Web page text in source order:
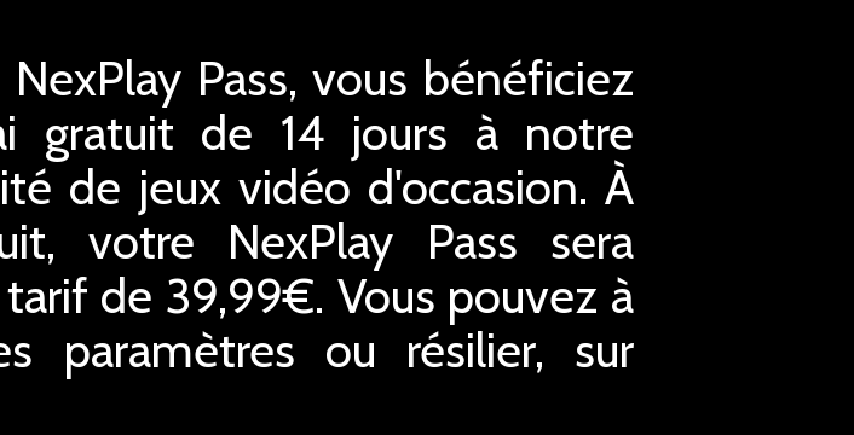
Pass, vous bénéficiez
gratuit de 14 jours à notre
de jeux vidéo d'occasion. À
votre NexPlay Pass sera
de 39,99€. Vous pouvez à
paramètres ou résilier, sur